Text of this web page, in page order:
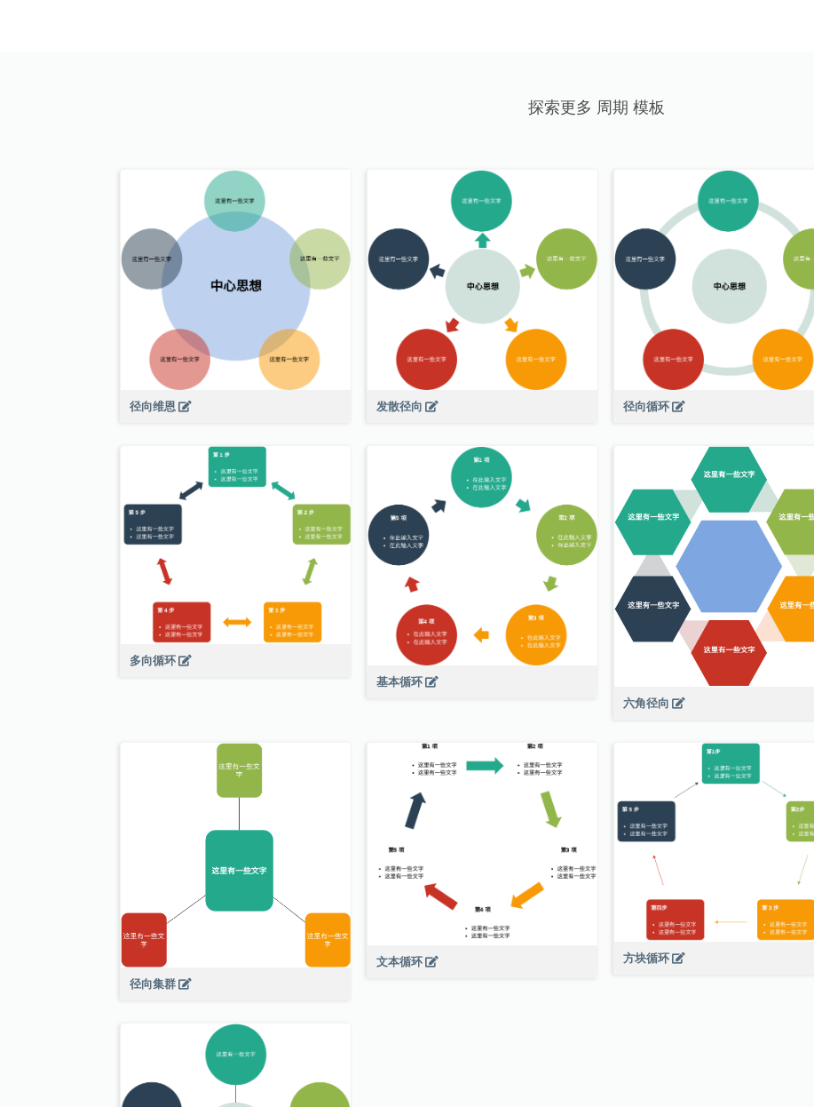
探索更多 周期 模板
径向维恩 发散径向 径向循环
多向循环
基本循环
六角径向
径向集群
文本循环 方块循环